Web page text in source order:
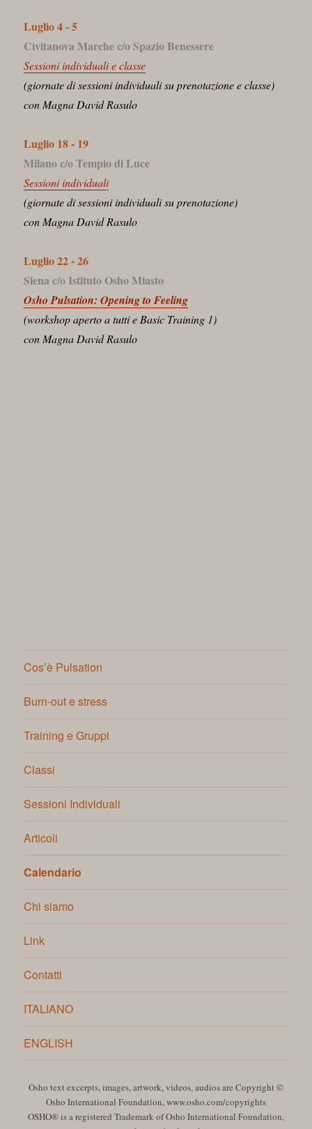
Luglio 4 - 5
Civitanova Marche c/o Spazio Benessere
Sessioni individuali e classe
(giornate di sessioni individuali su prenotazione e classe)
con Magna David Rasulo
Luglio 18 - 19
Milano c/o Tempio di Luce
Sessioni individuali
(giornate di sessioni individuali su prenotazione)
con Magna David Rasulo
Luglio 22 - 26
Siena c/o Istituto Osho Miasto
Osho Pulsation: Opening to Feeling
(workshop aperto a tutti e Basic Training 1)
con Magna David Rasulo
Cos’è Pulsation
Burn-out e stress
Training e Gruppi
Classi
Sessioni Individuali
Articoli
Calendario
Chi siamo
Link
Contatti
ITALIANO
ENGLISH
Osho text excerpts, images, artwork, videos, audios are Copyright ©
Osho International Foundation, www.osho.com/copyrights
OSHO® is a registered Trademark of Osho International Foundation,